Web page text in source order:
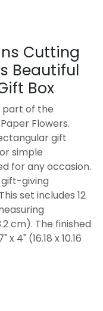
Cutting
Beautiful
Box
part of the
Flowers.
gift
simple
for any occasion.
gift-giving
set includes 12
cm). The finished
4" (16.18 x 10.16